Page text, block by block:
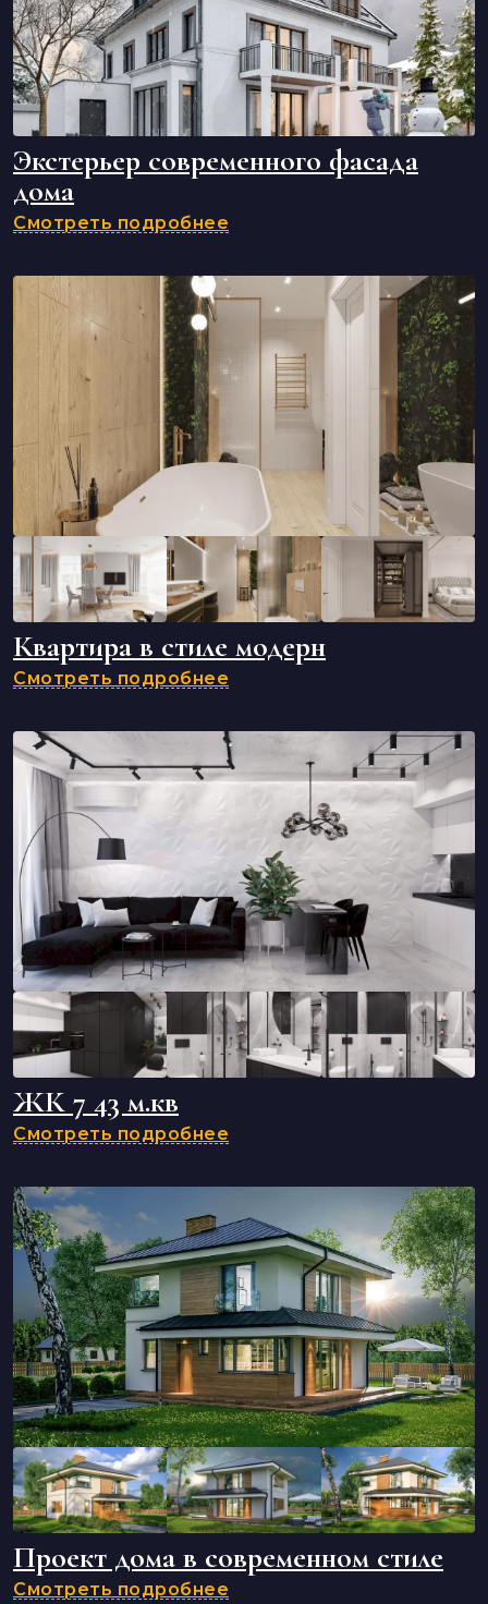
Экстерьер современного фасада
дома
Смотреть подробнее
Квартира в стиле модерн
Смотреть подробнее
ЖК 7 43 м.кв
Смотреть подробнее
Проект дома в современном стиле
Смотреть подробнее